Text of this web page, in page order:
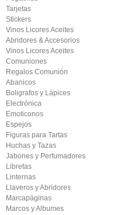
Tarjetas
Stickers
Vinos Licores Aceites
Abridores & Accesorios
Vinos Licores Aceites
Comuniones
Regalos Comunión
Abanicos
Boligrafos y Lápices
Electrónica
Emoticonos
Espejos
Figuras para Tartas
Huchas y Tazas
Jabones y Perfumadores
Libretas
Linternas
Llaveros y Abridores
Marcapáginas
Marcos y Albumes